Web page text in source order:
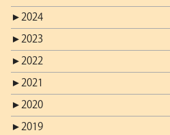
► 2024
► 2023
► 2022
► 2021
► 2020
► 2019